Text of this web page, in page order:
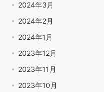
2024年3月
2024年2月
2024年1月
2023年12月
2023年11月
2023年10月